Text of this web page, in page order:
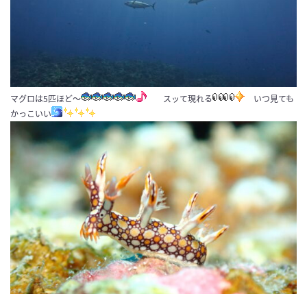
マグロは5匹ほど～ スッて現れる
いつ見ても
かっこいい